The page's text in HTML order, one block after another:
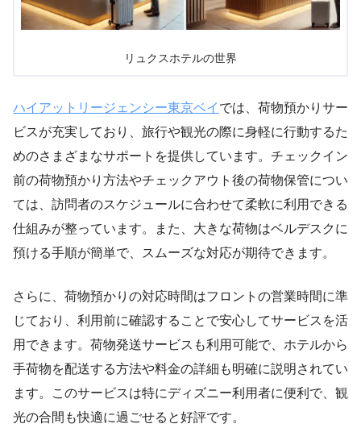
リュクスホテルの世界
ハイアットリージェンシー東京ベイ では、荷物預かりサー
ビスが充実しており、旅行や観光の際に身軽に行動するた
めのさまざまなサポートを提供しています。チェックイン
前の荷物預かり方法やチェックアウト後の荷物保管につい
ては、訪問者のスケジュールに合わせて柔軟に利用できる
仕組みが整っています。また、大きな荷物はベルデスクに
預ける手順が簡単で、スムーズな対応が期待できます。
さらに、荷物預かりの対応時間はフロントの営業時間に準
じており、利用前に確認することで安心してサービスを活
用できます。荷物発送サービスも利用可能で、ホテルから
手荷物を配送する方法や料金の詳細も明確に説明されてい
ます。このサービスは特にディズニー利用者に便利で、観
光の合間も快適に過ごせると好評です。